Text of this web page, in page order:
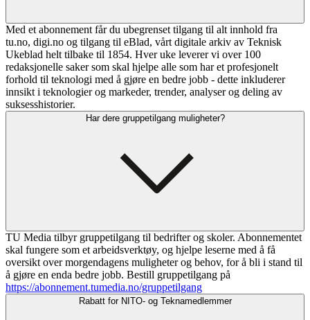
Med et abonnement får du ubegrenset tilgang til alt innhold fra
tu.no, digi.no og tilgang til eBlad, vårt digitale arkiv av Teknisk
Ukeblad helt tilbake til 1854. Hver uke leverer vi over 100
redaksjonelle saker som skal hjelpe alle som har et profesjonelt
forhold til teknologi med å gjøre en bedre jobb - dette inkluderer
innsikt i teknologier og markeder, trender, analyser og deling av
suksesshistorier.
Har dere gruppetilgang muligheter?
TU Media tilbyr gruppetilgang til bedrifter og skoler. Abonnementet
skal fungere som et arbeidsverktøy, og hjelpe leserne med å få
oversikt over morgendagens muligheter og behov, for å bli i stand til
å gjøre en enda bedre jobb. Bestill gruppetilgang på
https://abonnement.tumedia.no/gruppetilgang
Rabatt for NITO- og Teknamedlemmer